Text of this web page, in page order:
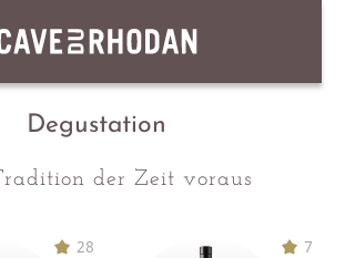
Degustation
der Zeit voraus
28 7